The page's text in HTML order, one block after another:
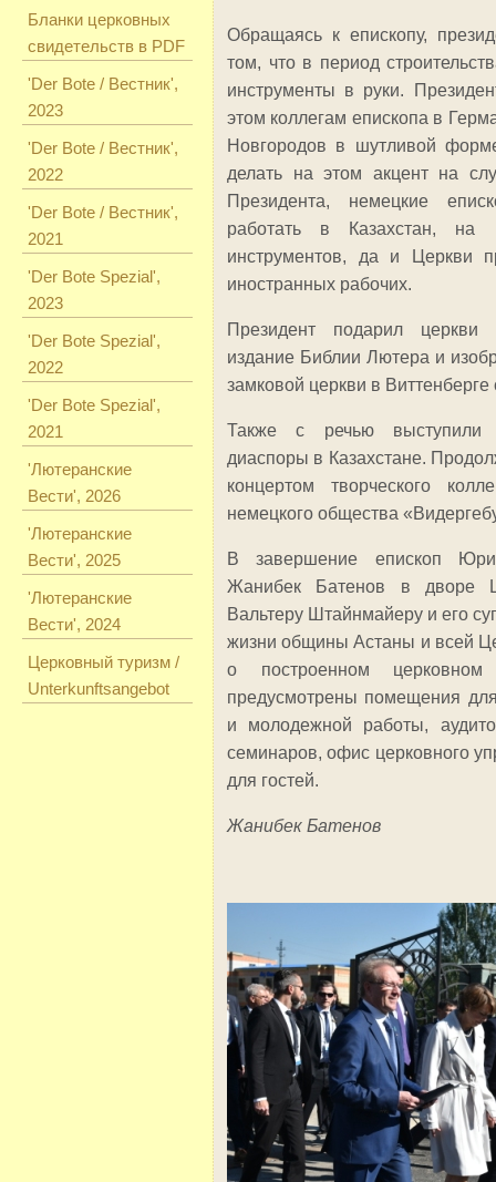
Бланки церковных
свидетельств в PDF
'Der Bote / Вестник',
2023
'Der Bote / Вестник',
2022
'Der Bote / Вестник',
2021
'Der Bote Spezial',
2023
'Der Bote Spezial',
2022
'Der Bote Spezial',
2021
'Лютеранские
Вести', 2026
'Лютеранские
Вести', 2025
'Лютеранские
Вести', 2024
Церковный туризм /
Unterkunftsangebot
Обращаясь к епископу,
том, что в период
инструменты в руки.
этом коллегам епископа в
Новгородов в шутливой
делать на этом акцент на
Президента, немецкие
работать в Казахстан, на
инструментов, да и Церкви
иностранных рабочих.
Президент подарил
издание Библии Лютера и
замковой церкви в
Также с речью выступили
диаспоры в Казахстане.
концертом творческого
немецкого общества
В завершение епископ
Жанибек Батенов в дворе
Вальтеру Штайнмайеру и его
жизни общины Астаны и всей
о построенном
предусмотрены помещения
и молодежной работы,
семинаров, офис церковного
для гостей.
Жанибек Батенов